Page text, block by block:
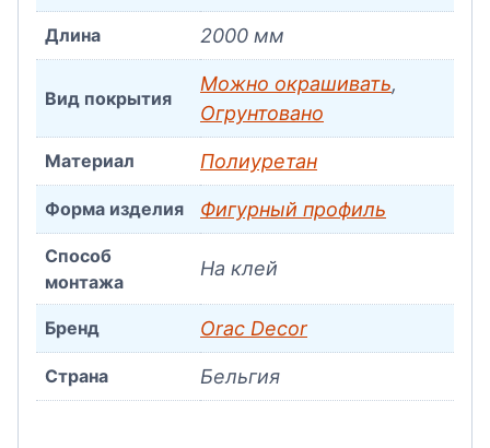
Длина 2000 мм
Вид покрытия
Можно окрашивать,
Огрунтовано
Материал Полиуретан
Форма изделия Фигурный профиль
Способ
монтажа
На клей
Бренд Orac Decor
Страна Бельгия